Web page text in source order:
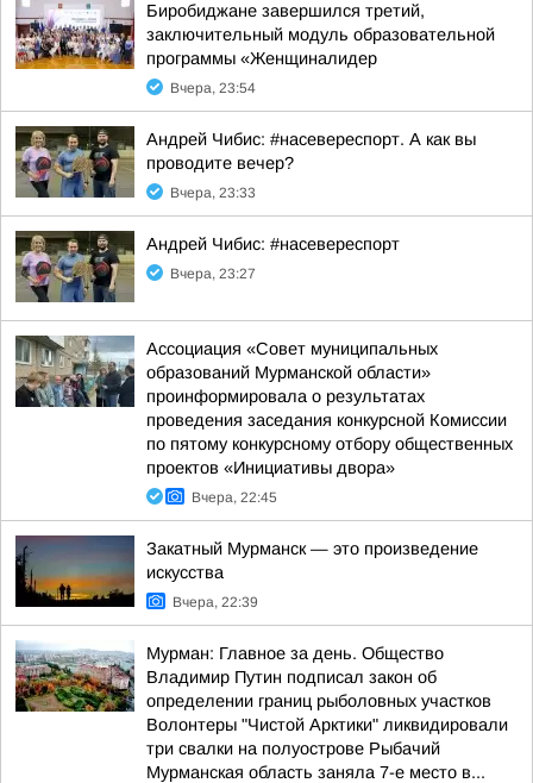
Биробиджане завершился третий,
заключительный модуль образовательной
программы «Женщиналидер
Вчера, 23:54
Андрей Чибис: #насевереспорт. А как вы
проводите вечер?
Вчера, 23:33
Андрей Чибис: #насевереспорт
Вчера, 23:27
Ассоциация «Совет муниципальных
образований Мурманской области»
проинформировала о результатах
проведения заседания конкурсной Комиссии
по пятому конкурсному отбору общественных
проектов «Инициативы двора»
Вчера, 22:45
Закатный Мурманск — это произведение
искусства
Вчера, 22:39
Мурман: Главное за день. Общество
Владимир Путин подписал закон об
определении границ рыболовных участков
Волонтеры "Чистой Арктики" ликвидировали
три свалки на полуострове Рыбачий
Мурманская область заняла 7-е место в...